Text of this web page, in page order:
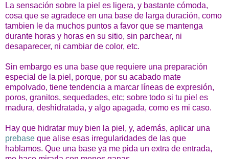
La sensación sobre la piel es ligera, y bastante cómoda,
cosa que se agradece en una base de larga duración, como
tambien le da muchos puntos a favor que se mantenga
durante horas y horas en su sitio, sin parchear, ni
desaparecer, ni cambiar de color, etc.
Sin embargo es una base que requiere una preparación
especial de la piel, porque, por su acabado mate
empolvado, tiene tendencia a marcar líneas de expresión,
poros, granitos, sequedades, etc; sobre todo si tu piel es
madura, deshidratada, y algo apagada, como es mi caso.
Hay que hidratar muy bien la piel, y, además, aplicar una
prebase que alise esas irregularidades de las que
hablamos. Que una base ya me pida un extra de entrada,